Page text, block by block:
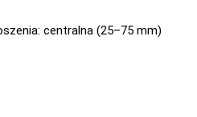
centralna (25–75 mm)